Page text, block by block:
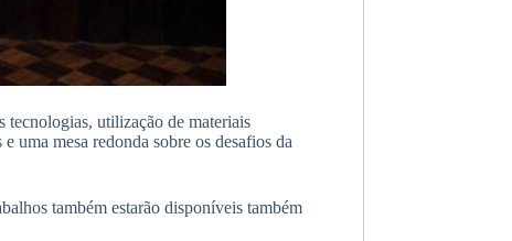
tecnologias, utilização de materiais
uma mesa redonda sobre os desafios da
também estarão disponíveis também